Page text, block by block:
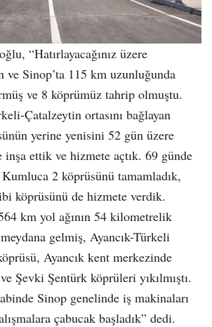
“Hatırlayacağınız üzere
ve Sinop’ta 115 km uzunluğunda
ve 8 köprümüz tahrip olmuştu.
Çatalzeytin ortasını bağlayan
yerine yenisini 52 gün üzere
ettik ve hizmete açtık. 69 günde
Kumluca 2 köprüsünü tamamladık,
köprüsünü de hizmete verdik.
km yol ağının 54 kilometrelik
gelmiş, Ayancık-Türkeli
Ayancık kent merkezinde
Şevki Şentürk köprüleri yıkılmıştı.
Sinop genelinde iş makinaları
çabucak başladık” dedi.